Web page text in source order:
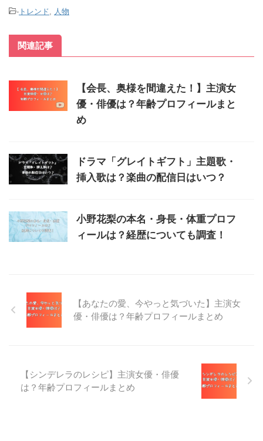
- トレンド 人物
関連記事
【会長、奥様を間違えた！】主演女
優・俳優は？年齢プロフィールまと
め
ドラマ「グレイトギフト」主題歌・
挿入歌は？楽曲の配信日はいつ？
小野花梨の本名・身長・体重プロフ
ィールは？経歴についても調査！
【あなたの愛、今やっと気づいた】主演女
優・俳優は？年齢プロフィールまとめ
【シンデレラのレシピ】主演女優・俳優
は？年齢プロフィールまとめ